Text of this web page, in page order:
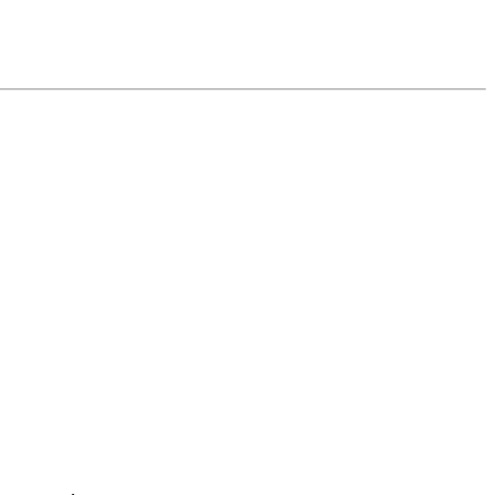
l’engagement, la confiance et le respect - Connaître ses forces et
fort potentiel de capitalisation.